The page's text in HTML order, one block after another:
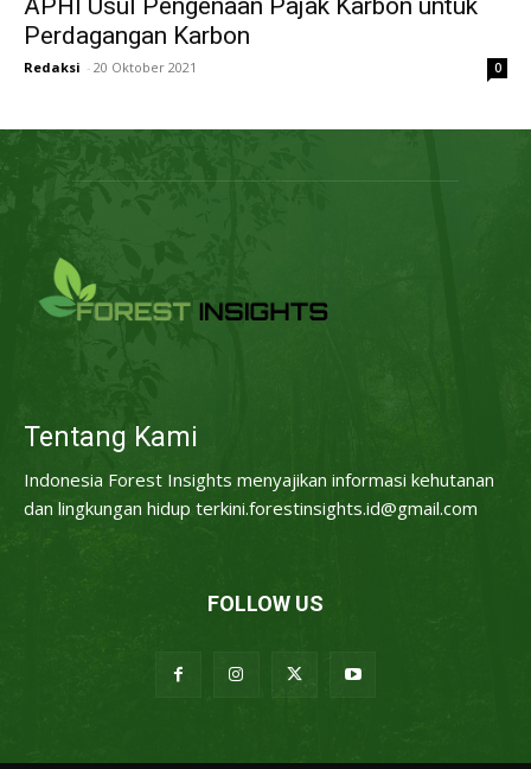
APHI Usul Pengenaan Pajak Karbon untuk
Perdagangan Karbon
Redaksi - 20 Oktober 2021 0
Tentang Kami
Indonesia Forest Insights menyajikan informasi kehutanan
dan lingkungan hidup terkini.forestinsights.id@gmail.com
FOLLOW US